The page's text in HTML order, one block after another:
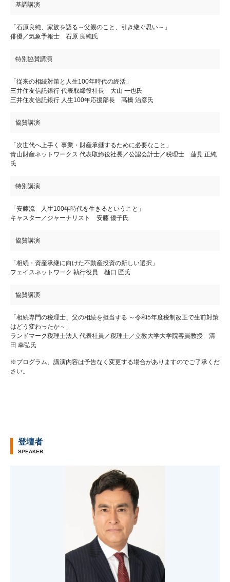
基調講演
「石原良純、家族を語る～父親のこと、引き継ぐ思い～」
俳優／気象予報士 石原 良純氏
特別協賛講演
「従来の相続対策と人生100年時代の終活」
三井住友信託銀行 代表取締役社長 大山 一也氏
三井住友信託銀行 人生100年応援部長 髙橋 治彦氏
協賛講演
「次世代へ上手く 事業・財産承継するために必要なこと」
青山財産ネットワークス 代表取締役社長／公認会計士／税理士 蓮見 正純
氏
特別講演
「安藤流 人生100年時代を生きるということ」
キャスター／ジャーナリスト 安藤 優子氏
協賛講演
「相続・資産承継に向けた不動産投資の新しい選択」
フェイスネットワーク 執行役員 樋口 匠氏
協賛講演
「相続専門の税理士、父の相続を担当する ～令和5年度税制改正で生前対策
はどう変わったか～」
ランドマーク税理士法人 代表社員／税理士／立教大学大学院客員教授 清
田 幸弘氏
※プログラム、講演内容は予告なく変更する場合がありますのでご了承くだ
さい。
登壇者
SPEAKER